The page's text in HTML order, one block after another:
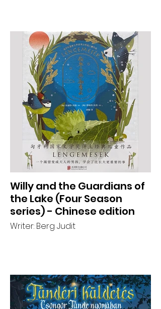
Willy and the Guardians of
the Lake (Four Season
series) - Chinese edition
Writer: Berg Judit